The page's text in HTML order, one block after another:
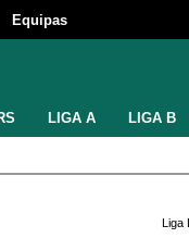
Equipas
LIGA A LIGA B
Liga